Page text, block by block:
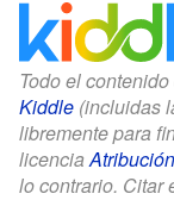
Todo el
Kiddle (incluidas
libremente para
licencia
lo contrario. Citar